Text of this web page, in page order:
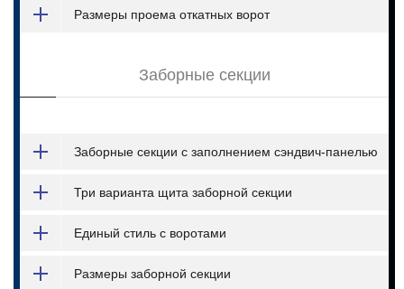
Размеры проема откатных ворот
Заборные секции
Заборные секции с заполнением сэндвич-панелью
Три варианта щита заборной секции
Единый стиль с воротами
Размеры заборной секции